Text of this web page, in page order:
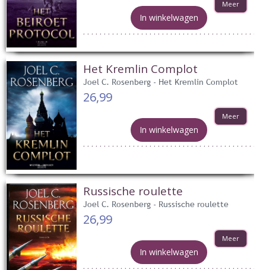
Meer
In winkelwagen
Het Kremlin Complot
Joel C. Rosenberg - Het Kremlin Complot
26,99
Meer
In winkelwagen
Russische roulette
Joel C. Rosenberg - Russische roulette
26,99
Meer
In winkelwagen